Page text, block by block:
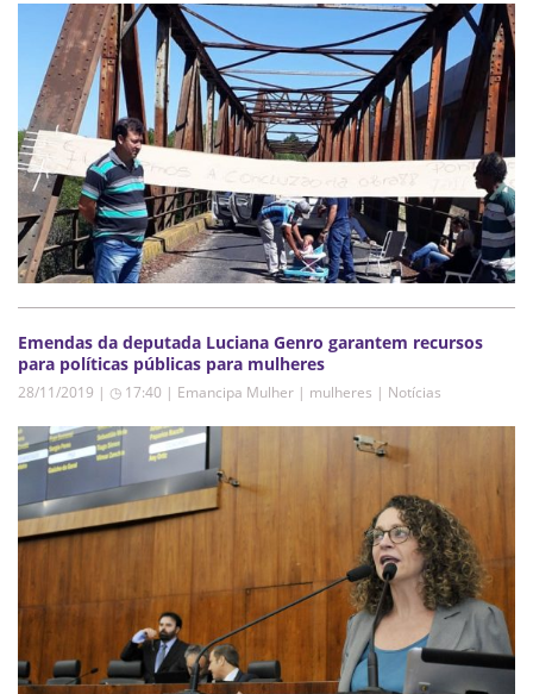
Emendas da deputada Luciana Genro garantem recursos
para políticas públicas para mulheres
28/11/2019 | ◷ 17:40 | Emancipa Mulher | mulheres | Notícias